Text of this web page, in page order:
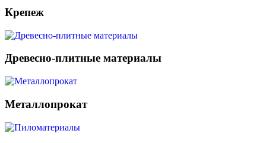
Крепеж
Древесно-плитные материалы
Металлопрокат